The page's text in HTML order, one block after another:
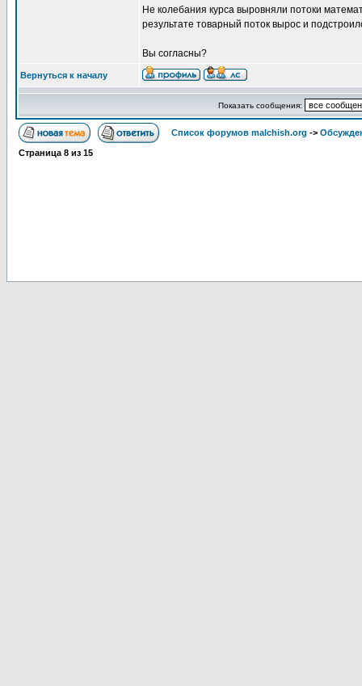
Не колебания курса выровняли потоки
результате товарный поток вырос и
Вы согласны?
Вернуться к началу
Показать сообщения:
Список форумов malchish.org ->
Страница 8 из 15